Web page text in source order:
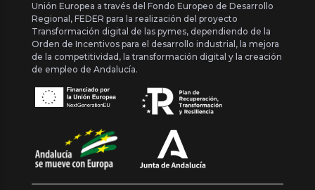
Unión Europea a través del Fondo Europeo de Desarrollo
Regional, FEDER para la realización del proyecto
Transformación digital de las pymes, dependiendo de la
Orden de Incentivos para el desarrollo industrial, la mejora
de la competitividad, la transformación digital y la creación
de empleo de Andalucía.